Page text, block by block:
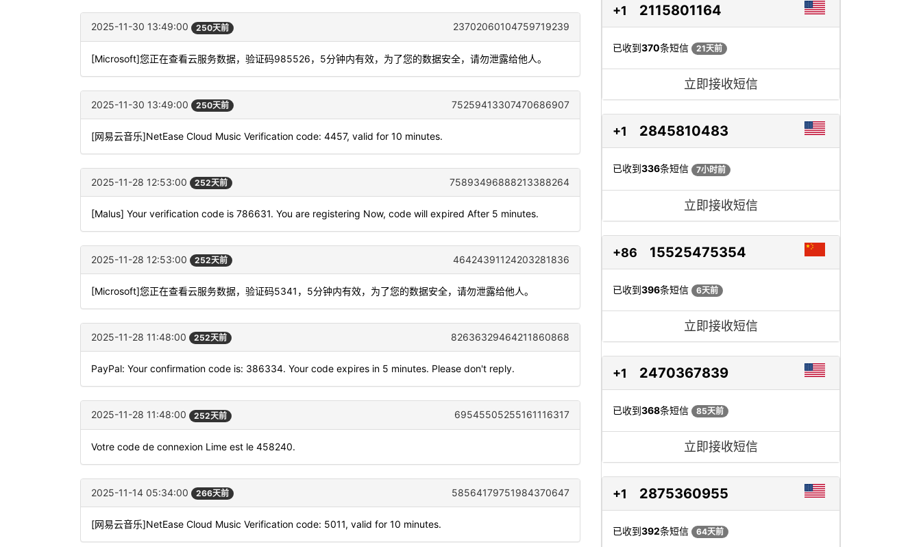
2025-11-30 13:49:00 250天前 23702060104759719239
[Microsoft]您正在查看云服务数据，验证码985526，5分钟内有效，为了您的数据安全，请勿泄露给他人。
2025-11-30 13:49:00 250天前 75259413307470686907
[网易云音乐]NetEase Cloud Music Verification code: 4457, valid for 10 minutes.
2025-11-28 12:53:00 252天前 75893496888213388264
[Malus] Your verification code is 786631. You are registering Now, code will expired After 5 minutes.
2025-11-28 12:53:00 252天前 46424391124203281836
[Microsoft]您正在查看云服务数据，验证码5341，5分钟内有效，为了您的数据安全，请勿泄露给他人。
2025-11-28 11:48:00 252天前 82636329464211860868
PayPal: Your confirmation code is: 386334. Your code expires in 5 minutes. Please don't reply.
2025-11-28 11:48:00 252天前 69545505255161116317
Votre code de connexion Lime est le 458240.
2025-11-14 05:34:00 266天前 58564179751984370647
[网易云音乐]NetEase Cloud Music Verification code: 5011, valid for 10 minutes.
+1 2115801164
已收到370条短信 21天前
立即接收短信
+1 2845810483
已收到336条短信 7小时前
立即接收短信
+86 15525475354
已收到396条短信 6天前
立即接收短信
+1 2470367839
已收到368条短信 85天前
立即接收短信
+1 2875360955
已收到392条短信 64天前